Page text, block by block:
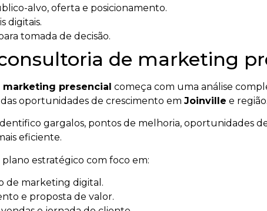
alvo, oferta e posicionamento.
digitais.
tomada de decisão.
de marketing
presencial começa com uma análise
oportunidades de crescimento em Joinville e região.
gargalos, pontos de melhoria, oportunidades
eficiente.
estratégico com foco em:
de marketing digital.
e proposta de valor.